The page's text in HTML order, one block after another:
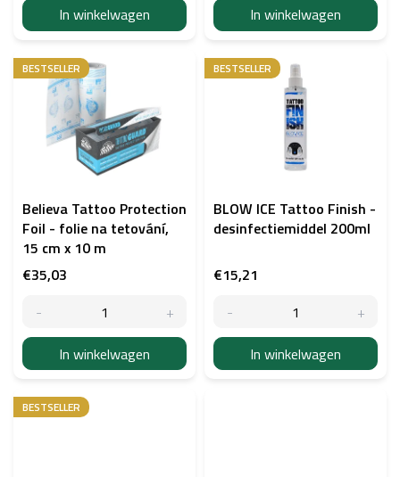
In winkelwagen In winkelwagen
BESTSELLER
Believa Tattoo Protection
Foil - folie na tetování,
15 cm x 10 m
€35,03
In winkelwagen
BESTSELLER
BLOW ICE Tattoo Finish -
desinfectiemiddel 200ml
€15,21
In winkelwagen
BESTSELLER